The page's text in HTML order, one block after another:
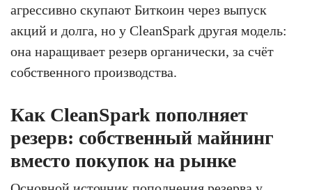
агрессивно скупают Биткоин через выпуск
акций и долга, но у CleanSpark другая модель:
она наращивает резерв органически, за счёт
собственного производства.
Как CleanSpark пополняет
резерв: собственный майнинг
вместо покупок на рынке